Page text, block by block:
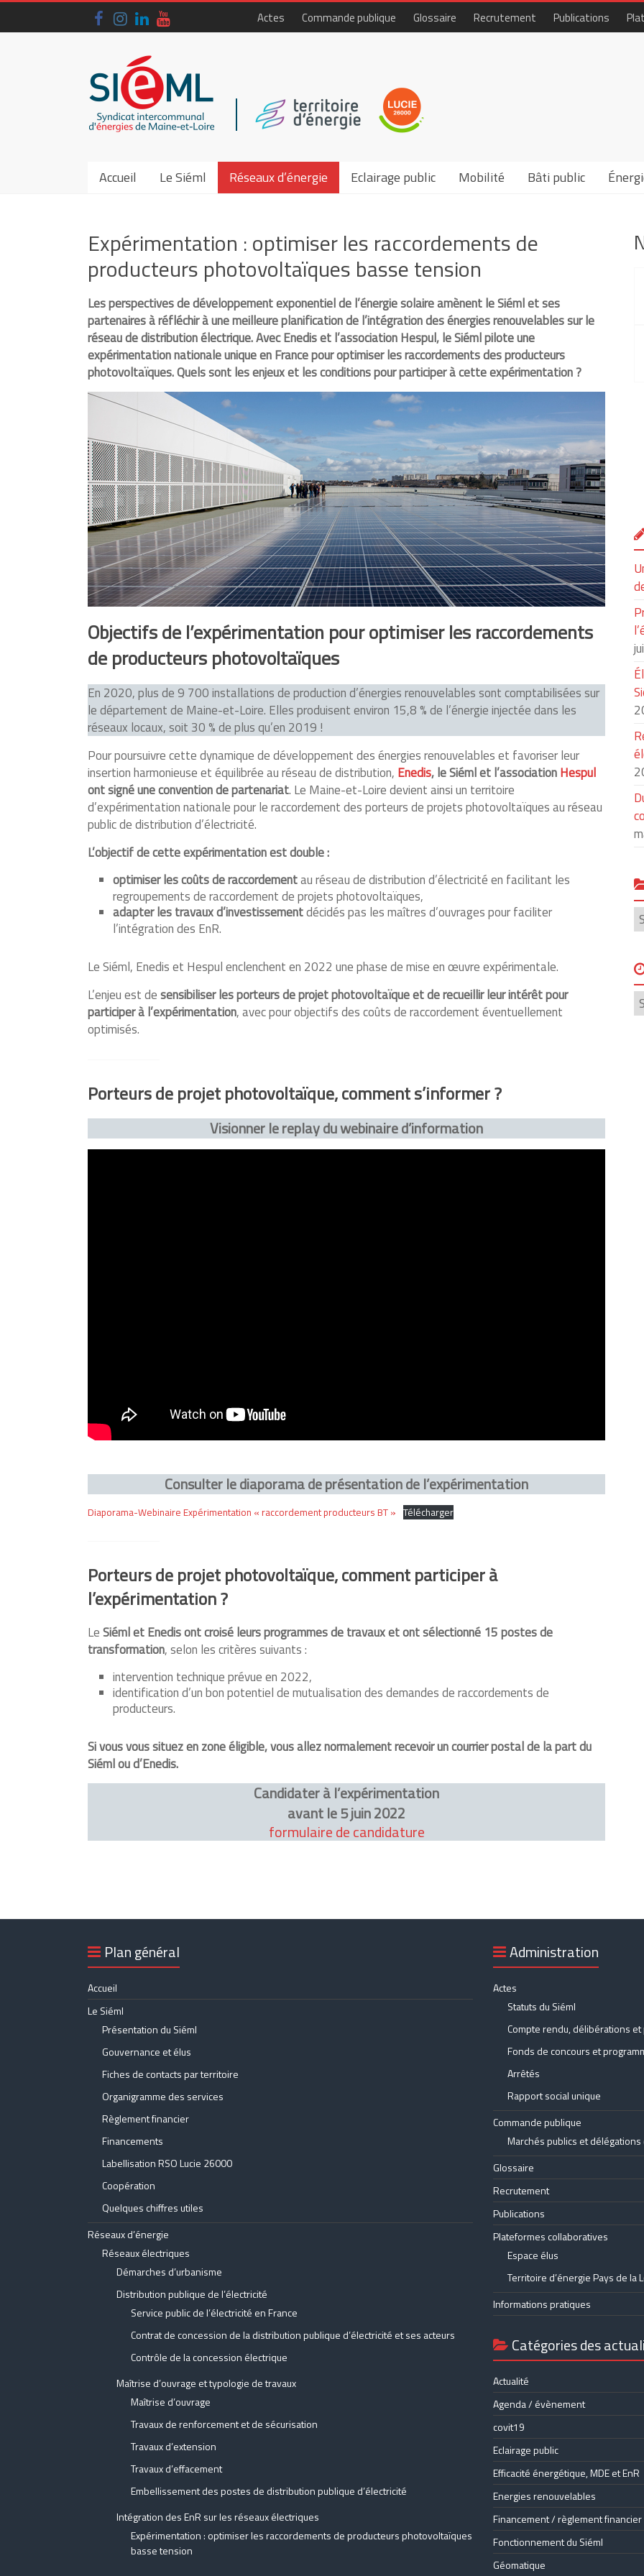
Skip
content
Actes Commande publique Glossaire Recrutement Publications
Siéml
–
Syndicat
intercommunal
d'énergies
Maine-
et-
Loire
Energique
et
lumineux
depuis
1925
Accueil Le Siéml Réseaux d’énergie Eclairage public Mobilité Bâti public
Expérimentation : optimiser les raccordements de
producteurs photovoltaïques basse tension
Les perspectives de développement exponentiel de l’énergie solaire amènent le Siéml et ses
partenaires à réfléchir à une meilleure planification de l’intégration des énergies renouvelables sur le
réseau de distribution électrique. Avec Enedis et l’association Hespul, le Siéml pilote une
expérimentationnationale unique en Francepour optimiser les raccordements des producteurs
photovoltaïques. Quels sont les enjeux et les conditions pour participer à cette expérimentation ?
Objectifs de l’expérimentation pour optimiser les raccordements
de producteurs photovoltaïques
En 2020, plus de 9 700 installations de production d’énergies renouvelables sont comptabilisées sur
le département de Maine-et-Loire. Elles produisent environ 15,8 % de l’énergie injectée dans les
réseaux locaux, soit 30 % de plus qu’en 2019 !
Pour poursuivre cette dynamique de développement des énergies renouvelables et favoriser leur
insertion harmonieuse et équilibrée au réseau de distribution, Enedis, le Siéml et l’associationHespul
ont signé une convention de partenariat. Le Maine-et-Loire devient ainsi un territoire
d’expérimentation nationale pour le raccordement des porteurs de projets photovoltaïques au réseau
public de distribution d’électricité.
L’objectif de cette expérimentation est double :
optimiser les coûts de raccordementau réseau de distribution d’électricité en facilitant les
regroupements de raccordement de projets photovoltaïques,
adapter les travaux d’investissementdécidés pas les maîtres d’ouvrages pour faciliter
l’intégration des EnR.
Le Siéml, Enedis et Hespul enclenchent en 2022 une phase de mise en œuvre expérimentale.
L’enjeu est desensibiliser les porteurs de projet photovoltaïque et derecueillir leur intérêt pour
participer à l’expérimentation, avec pour objectifs des coûts de raccordement éventuellement
optimisés.
Porteurs de projet photovoltaïque, comment s’informer ?
Visionner le replay duwebinaire d’information
Consulter le diaporama de présentation de l’expérimentation
Diaporama-Webinaire Expérimentation « raccordement producteurs BT » Télécharger
Porteurs de projet photovoltaïque, comment participer à
l’expérimentation ?
LeSiéml et Enedis ont croisé leurs programmes de travaux et ont sélectionné 15 postes de
transformation, selon les critères suivants :
intervention technique prévue en 2022,
identification d’un bon potentiel de mutualisation des demandes de raccordements de
producteurs.
Si vous vous situez en zone éligible, vous allez normalement recevoir un courrier postal de la part du
Siéml ou d’Enedis.
Candidater à l’expérimentation
avant le 5 juin 2022
formulaire de candidature
Plan général
Accueil
Le Siéml
Présentation du Siéml
Gouvernance et élus
Fiches de contacts par territoire
Organigramme des services
Règlement financier
Financements
Labellisation RSO Lucie 26000
Coopération
Quelques chiffres utiles
Réseaux d’énergie
Réseaux électriques
Démarches d’urbanisme
Distribution publique de l’électricité
Service public de l’électricité en France
Contrat de concession de la distribution publique d’électricité et ses acteurs
Contrôle de la concession électrique
Maîtrise d’ouvrage et typologie de travaux
Maîtrise d’ouvrage
Travaux de renforcement et de sécurisation
Travaux d’extension
Travaux d’effacement
Embellissement des postes de distribution publique d’électricité
Intégration des EnR sur les réseaux électriques
Expérimentation : optimiser les raccordements de producteurs photovoltaïques
basse tension
Administration
Actes
Statuts du Siéml
Compte rendu, délibérations
Fonds de concours et
Arrêtés
Rapport social unique
Commande publique
Marchés publics et
Glossaire
Recrutement
Publications
Plateformes collaboratives
Espace élus
Territoire d’énergie Pays de la
Informations pratiques
Catégories des
Actualité
Agenda / évènement
covit19
Eclairage public
Efficacité énergétique, MDE et EnR
Energies renouvelables
Financement / règlement financier
Fonctionnement du Siéml
Géomatique